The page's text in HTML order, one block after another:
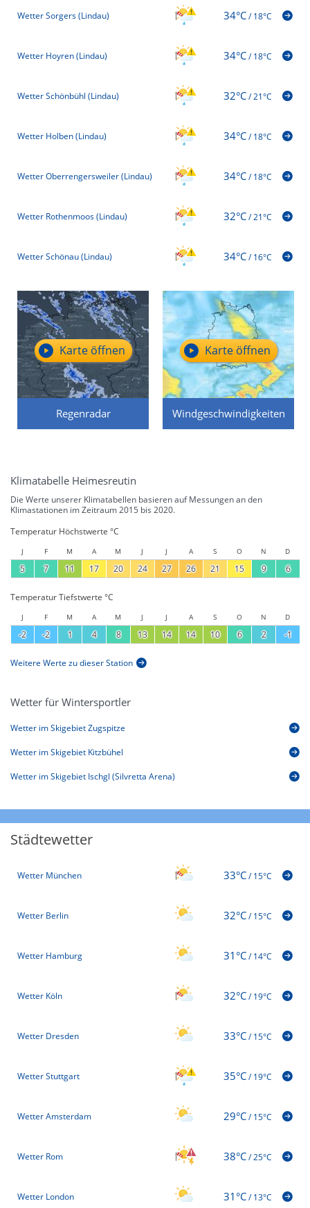
Wetter Sorgers (Lindau) 34°C/18°C
Wetter Hoyren (Lindau) 34°C/18°C
Wetter Schönbühl (Lindau) 32°C/21°C
Wetter Holben (Lindau) 34°C/18°C
Wetter Oberrengersweiler (Lindau) 34°C/18°C
Wetter Rothenmoos (Lindau) 32°C/21°C
Wetter Schönau (Lindau) 34°C/16°C
Regenradar
Karte öffnen
Windgeschwindigkeiten
Karte öffnen
Klimatabelle Heimesreutin
Die Werte unserer Klimatabellen basieren auf Messungen an den
Klimastationen im Zeitraum 2015 bis 2020.
Temperatur Höchstwerte °C
J F M A M J J A S O N D
5 7 11 17 20 24 27 26 21 15 9 6
Temperatur Tiefstwerte °C
J F M A M J J A S O N D
-2 -2 1 4 8 13 14 14 10 6 2 -1
Weitere Werte zu dieser Station
Wetter für Wintersportler
Wetter im Skigebiet Zugspitze
Wetter im Skigebiet Kitzbühel
Wetter im Skigebiet Ischgl (Silvretta Arena)
Städtewetter
Wetter München 33°C/15°C
Wetter Berlin 32°C/15°C
Wetter Hamburg 31°C/14°C
Wetter Köln 32°C/19°C
Wetter Dresden 33°C/15°C
Wetter Stuttgart 35°C/19°C
Wetter Amsterdam 29°C/15°C
Wetter Rom 38°C/25°C
Wetter London 31°C/13°C